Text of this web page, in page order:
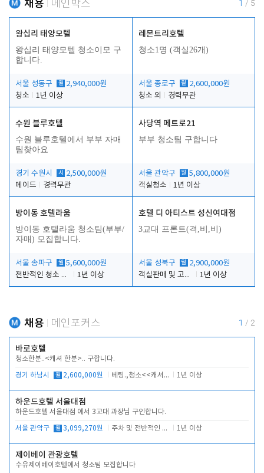
채용 메인박스 1 / 5
왕십리 태양모텔
왕십리 태양모텔 청소이모 구
합니다.
서울 성동구 월 2,940,000원
청소
1년 이상
레몬트리호텔
청소1명 (객실26개)
서울 종로구 월 2,600,000원
청소 외
경력무관
수원 블루호텔
수원 블루호텔에서 부부 자매
팀찾아요
경기 수원시 시
2,500,000원
메이드
경력무관
사당역 메트로21
부부 청소팀 구합니다
서울 관악구 월 5,800,000원
객실청소
1년 이상
방이동 호텔라움
방이동 호텔라움 청소팀(부부/
자매) 모집합니다.
서울 송파구 월 5,600,000원
전반적인 청소 업무(객실청소.객실정리)
1년 이상
호텔 디 아티스트 성신여대점
3교대 프론트(격,비,비)
서울 성북구 월 2,900,000원
객실판매 및 고객응대
1년 이상
채용 메인포커스 1 / 2
바로호텔
청소한분..<캐셔 한분>.. 구합니다.
경기 하남시 월 2,600,000원 베팅.,청소<<캐셔 모셔봅니다. 1년 이상
하운드호텔 서울대점
하운드호텔 서울대점 에서 3교대 과장님 구인합니다.
서울 관악구 월 3,099,270원 주차 및 전반적인 당번업무 1년 이상
제이베이 관광호텔
수유제이베이호텔에서 청소팀 모집합니다